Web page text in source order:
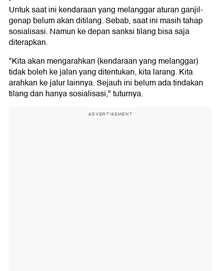
Untuk saat ini kendaraan yang melanggar aturan ganjil-
genap belum akan ditilang. Sebab, saat ini masih tahap
sosialisasi. Namun ke depan sanksi tilang bisa saja
diterapkan.
"Kita akan mengarahkan (kendaraan yang melanggar)
tidak boleh ke jalan yang ditentukan, kita larang. Kita
arahkan ke jalur lainnya. Sejauh ini belum ada tindakan
tilang dan hanya sosialisasi," tuturnya.
ADVERTISEMENT